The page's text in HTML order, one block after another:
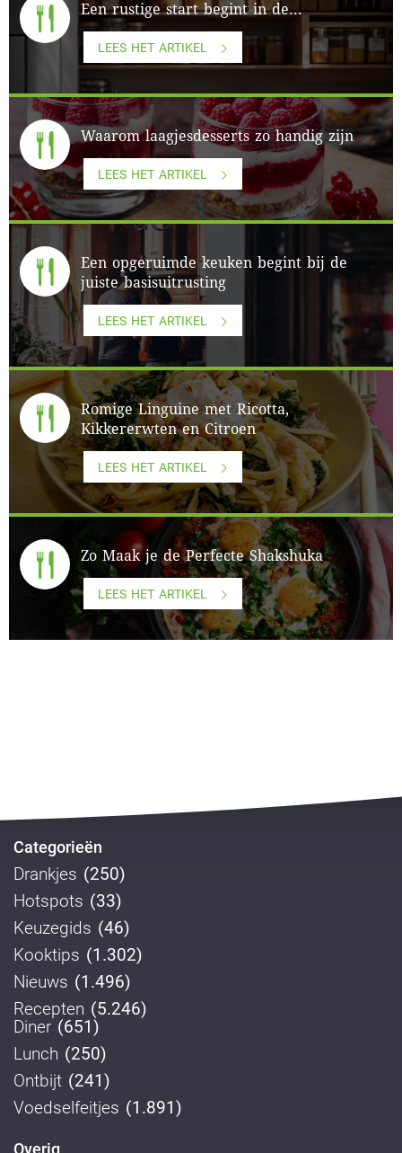
Een rustige start begint in de...
LEES HET ARTIKEL
Waarom laagjesdesserts zo handig zijn
LEES HET ARTIKEL
Een opgeruimde keuken begint bij de
juiste basisuitrusting
LEES HET ARTIKEL
Romige Linguine met Ricotta,
Kikkererwten en Citroen
LEES HET ARTIKEL
Zo Maak je de Perfecte Shakshuka
LEES HET ARTIKEL
Categorieën
Drankjes (250)
Hotspots (33)
Keuzegids (46)
Kooktips (1.302)
Nieuws (1.496)
Recepten (5.246)
Diner (651)
Lunch (250)
Ontbijt (241)
Voedselfeitjes (1.891)
Overig